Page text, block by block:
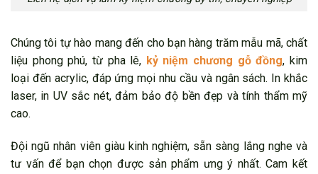
Chúng tôi tự hào mang đến cho bạn hàng trăm mẫu mã, chất
liệu phong phú, từ pha lê, kỷ niệm chương gỗ đồng, kim
loại đến acrylic, đáp ứng mọi nhu cầu và ngân sách. In khắc
laser, in UV sắc nét, đảm bảo độ bền đẹp và tính thẩm mỹ
cao.
Đội ngũ nhân viên giàu kinh nghiệm, sẵn sàng lắng nghe và
tư vấn để bạn chọn được sản phẩm ưng ý nhất. Cam kết